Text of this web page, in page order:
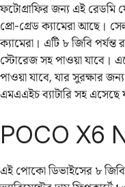
ফটোগ্রাফির জন্য এই রেডমি
প্রো-গ্রেড ক্যামেরা আছে।
ক্যামেরা। এটি ৮ জিবি পর্যন্ত
স্টোরেজ সহ পাওয়া যাবে।
পাওয়া যাবে, যার সুরক্ষার
এমএএইচ ব্যাটারি সহ এসেছে
POCO X6
এই পোকো ডিভাইসের ৮ জিবি